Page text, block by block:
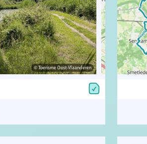
© Toerisme Oost-Vlaanderen
© Toerisme Oost-Vlaanderen